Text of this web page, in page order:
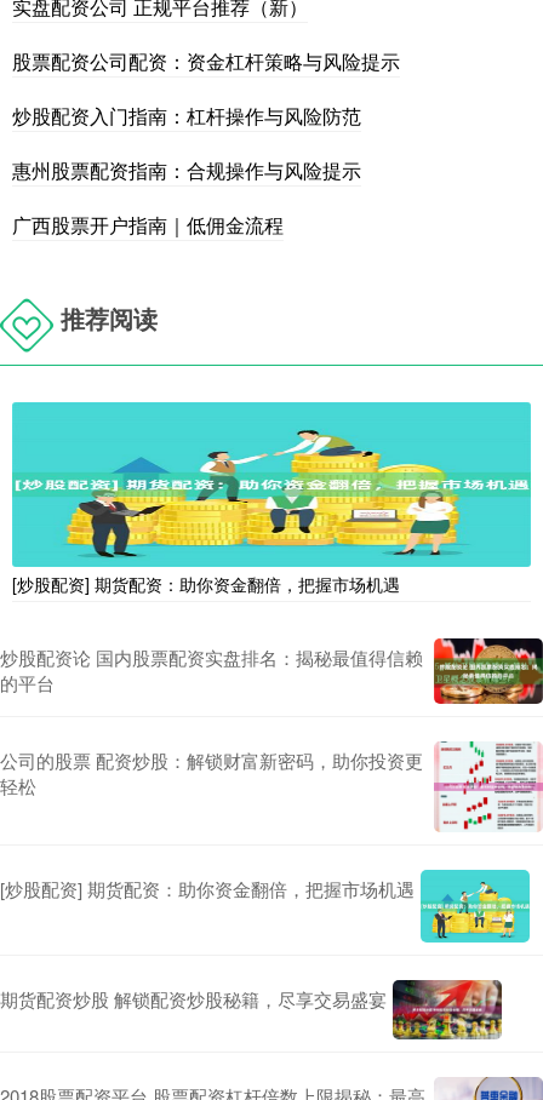
实盘配资公司 正规平台推荐（新）
股票配资公司配资：资金杠杆策略与风险提示
炒股配资入门指南：杠杆操作与风险防范
惠州股票配资指南：合规操作与风险提示
广西股票开户指南｜低佣金流程
推荐阅读
[炒股配资] 期货配资：助你资金翻倍，把握市场机遇
炒股配资论 国内股票配资实盘排名：揭秘最值得信赖
的平台
公司的股票 配资炒股：解锁财富新密码，助你投资更
轻松
[炒股配资] 期货配资：助你资金翻倍，把握市场机遇
期货配资炒股 解锁配资炒股秘籍，尽享交易盛宴